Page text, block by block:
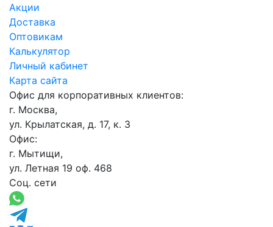
Акции
Доставка
Оптовикам
Калькулятор
Личный кабинет
Карта сайта
Офис для корпоративных клиентов:
г. Москва,
ул. Крылатская, д. 17, к. 3
Офис:
г. Мытищи,
ул. Летная 19 оф. 468
Соц. сети